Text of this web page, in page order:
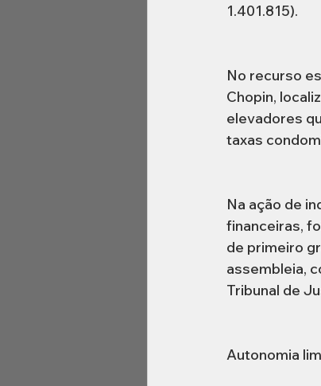
1.401.815).
No recurso
Chopin,
elevadores
taxas
Na ação de
financeiras,
de primeiro
assembleia,
Tribunal de
Autonomia